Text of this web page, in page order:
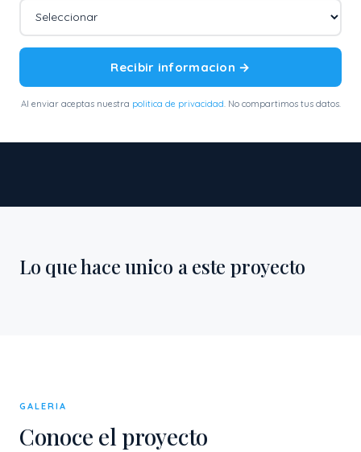
Recibir informacion →
Al enviar aceptas nuestra politica de privacidad . No compartimos tus datos.
Lo que hace unico a este proyecto
GALERIA
Conoce el proyecto